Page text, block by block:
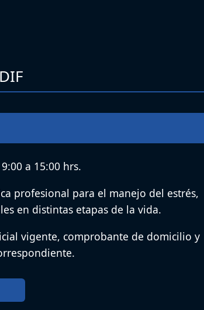
a 15:00 hrs.
profesional para el manejo del estrés,
en distintas etapas de la vida.
vigente, comprobante de domicilio y